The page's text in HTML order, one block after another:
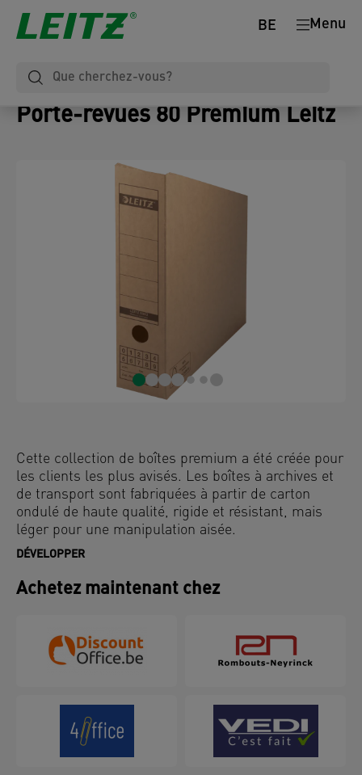
Menu
BE
Porte-revues 80 Premium Leitz
Cette collection de boîtes premium a été créée pour
les clients les plus avisés. Les boîtes à archives et
de transport sont fabriquées à partir de carton
ondulé de haute qualité, rigide et résistant, mais
léger pour une manipulation aisée.
DÉVELOPPER
Achetez maintenant chez